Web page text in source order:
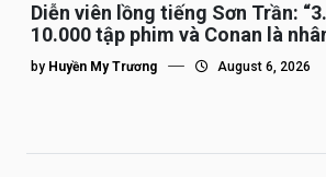
Diễn viên lồng tiếng Sơn Trần:
10.000 tập phim và Conan là
nhất”
by Huyền My Trương August 6, 2026